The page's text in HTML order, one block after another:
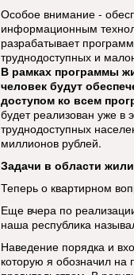
Особое внимание -
информационным
разрабатывает
труднодоступных и
В рамках программы
человек будут
доступом ко всем
будет реализован уже в
труднодоступных
миллионов рублей.
Задачи в области
Теперь о квартирном
Еще вчера по
наша республика
Наведение порядка и
которую я обозначил